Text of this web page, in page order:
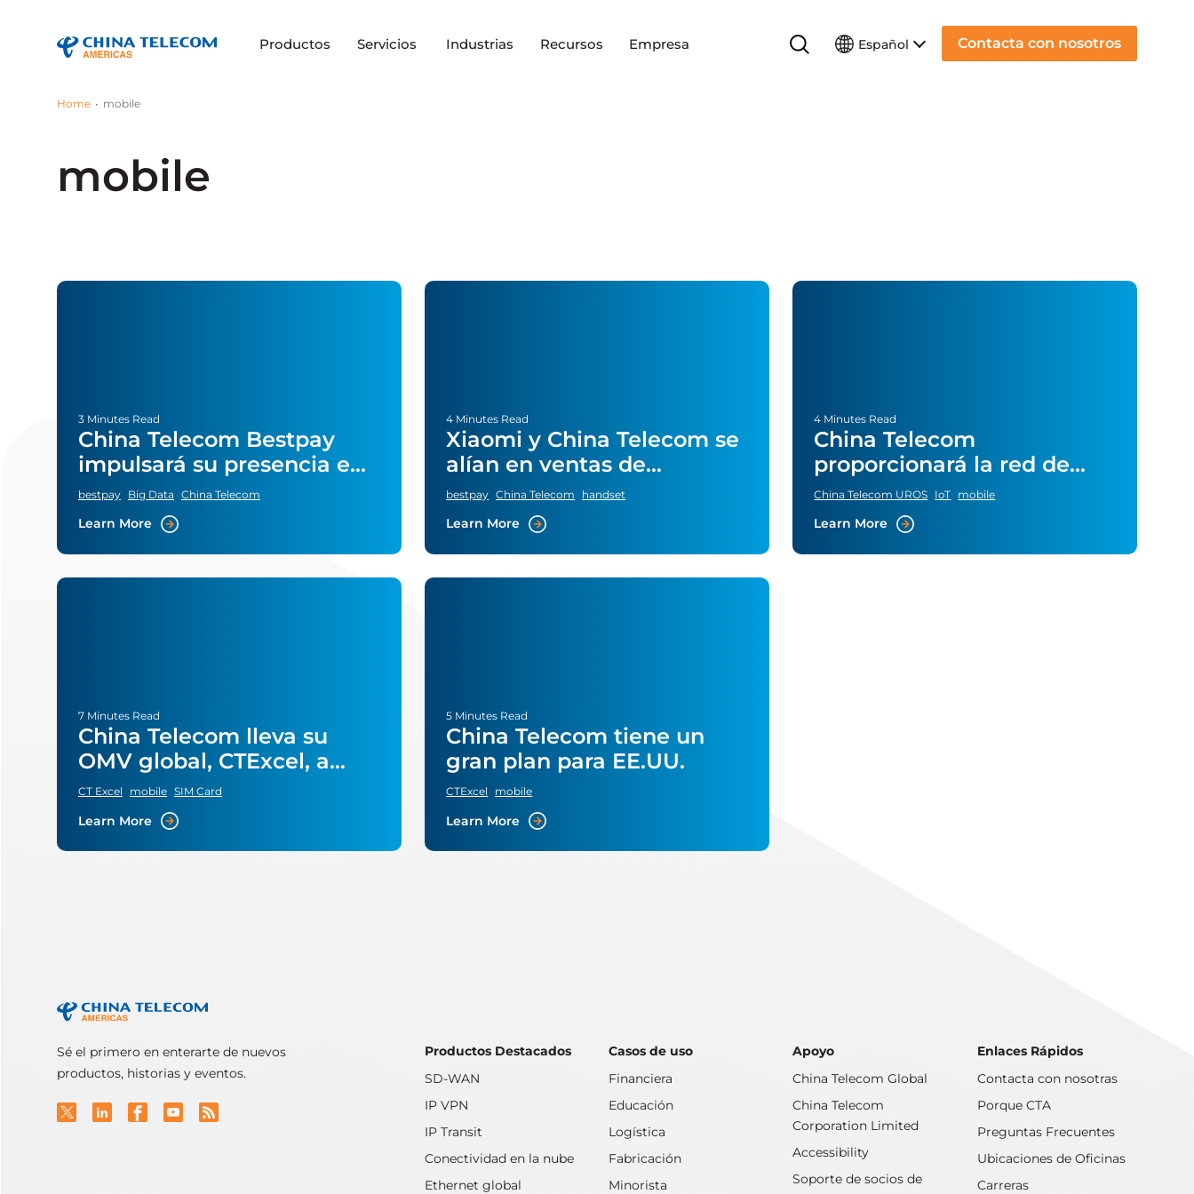
Productos Servicios Industrias Recursos Empresa Español Contacta con nosotros
Home mobile
mobile
3 Minutes Read
China Telecom Bestpay
impulsará su presencia en
el pago por móvil
bestpay Big Data China Telecom
Learn More
4 Minutes Read
Xiaomi y China Telecom se
alían en ventas de
teléfonos y hogares
inteligentes
bestpay China Telecom handset
Learn More
4 Minutes Read
China Telecom
proporcionará la red de
UROS Goodspeed en China
y Hong Kong
China Telecom UROS IoT mobile
Learn More
7 Minutes Read
China Telecom lleva su
OMV global, CTExcel, a
Hong Kong
CT Excel mobile SIM Card
Learn More
5 Minutes Read
China Telecom tiene un
gran plan para EE.UU.
CTExcel mobile
Learn More
Sé el primero en enterarte de nuevos
productos, historias y eventos.
Productos Destacados
SD-WAN
IP VPN
IP Transit
Conectividad en la nube
Ethernet global
Casos de uso
Financiera
Educación
Logística
Fabricación
Minorista
Apoyo
China Telecom Global
China Telecom
Corporation Limited
Accessibility
Soporte de socios de
Enlaces Rápidos
Contacta con nosotras
Porque CTA
Preguntas Frecuentes
Ubicaciones de Oficinas
Carreras